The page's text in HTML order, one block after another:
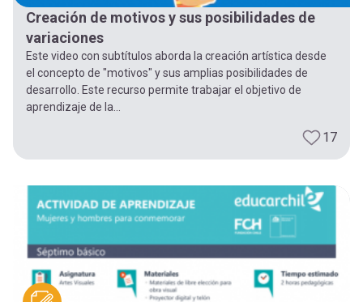
Creación de motivos y sus posibilidades de
variaciones
Este video con subtítulos aborda la creación artística desde
el concepto de "motivos" y sus amplias posibilidades de
desarrollo. Este recurso permite trabajar el objetivo de
aprendizaje de la...
17